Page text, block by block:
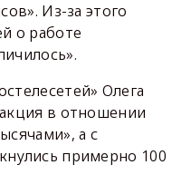
Из-за этого
о работе
Олега
в отношении
а с
примерно 100